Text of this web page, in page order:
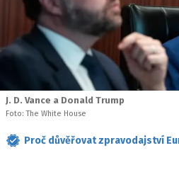
J. D. Vance a Donald Trump
Foto: The White House
Proč důvěřovat zpravodajství